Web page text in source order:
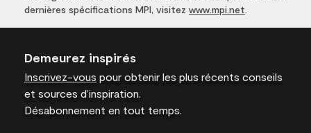
dernières spécifications MPI, visitez www.mpi.net
Demeurez inspirés
Inscrivez-vous pour obtenir les plus récents conseils
et sources d’inspiration.
Désabonnement en tout temps.